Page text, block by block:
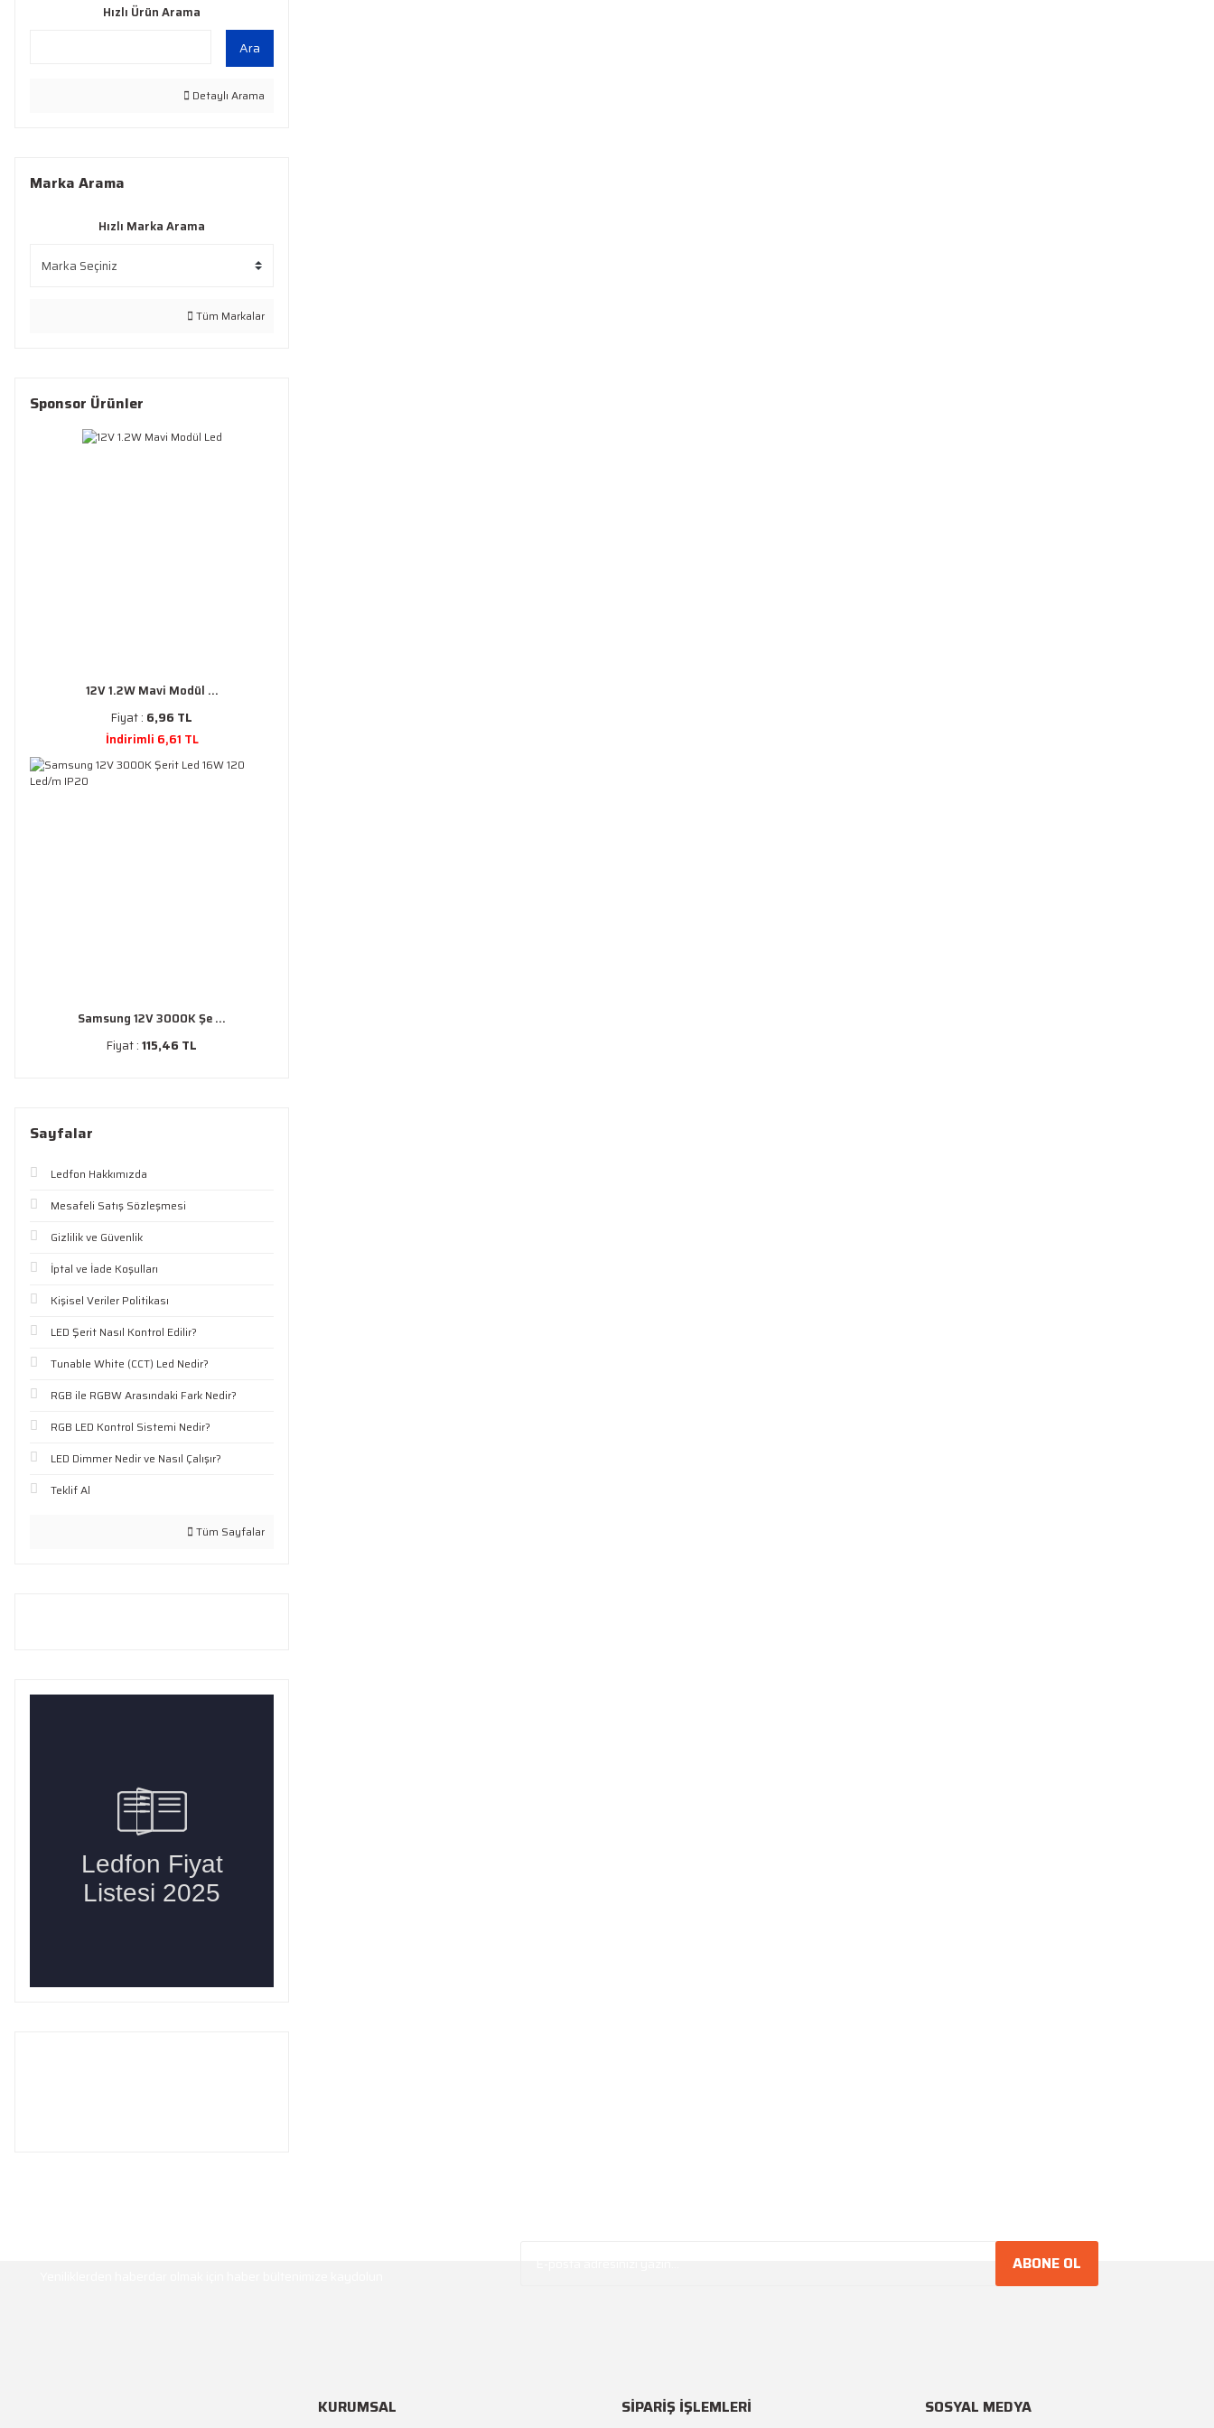
Hızlı Ürün Arama
Ara
Detaylı Arama
Marka Arama
Hızlı Marka Arama
Tüm Markalar
Sponsor Ürünler
12V 1.2W Mavi Modül ...
Fiyat : 6,96 TL
İndirimli 6,61 TL
Samsung 12V 3000K Şe ...
Fiyat :115,46 TL
Sayfalar
Ledfon Hakkımızda
Mesafeli Satış Sözleşmesi
Gizlilik ve Güvenlik
İptal ve İade Koşulları
Kişisel Veriler Politikası
LED Şerit Nasıl Kontrol Edilir?
Tunable White (CCT) Led Nedir?
RGB ile RGBW Arasındaki Fark Nedir?
RGB LED Kontrol Sistemi Nedir?
LED Dimmer Nedir ve Nasıl Çalışır?
Teklif Al
Tüm Sayfalar
ABONE OL
KURUMSAL SİPARİŞ İŞLEMLERİ SOSYAL MEDYA